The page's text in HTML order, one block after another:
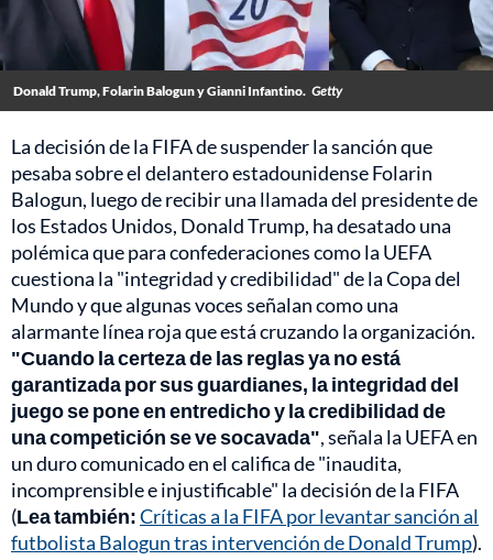
Donald Trump, Folarin Balogun y Gianni Infantino. Getty
La decisión de la FIFA de suspender la sanción que
pesaba sobre el delantero estadounidense Folarin
Balogun, luego de recibir una llamada del presidente de
los Estados Unidos, Donald Trump, ha desatado una
polémica que para confederaciones como la UEFA
cuestiona la "integridad y credibilidad" de la Copa del
Mundo y que algunas voces señalan como una
alarmante línea roja que está cruzando la organización.
"Cuando la certeza de las reglas ya no está
garantizada por sus guardianes, la integridad del
juego se pone en entredicho y la credibilidad de
una competición se ve socavada", señala la UEFA en
un duro comunicado en el califica de "inaudita,
incomprensible e injustificable" la decisión de la FIFA
(Lea también:Críticas a la FIFA por levantar sanción al
futbolista Balogun tras intervención de Donald Trump).